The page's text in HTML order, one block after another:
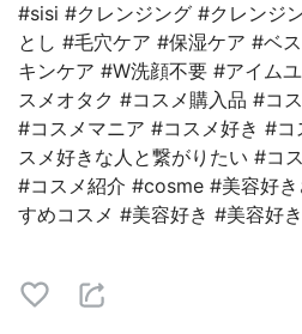
#sisi #クレンジング #クレンジ
とし #毛穴ケア #保湿ケア #ベ
キンケア #W洗顔不要 #アイム
スメオタク #コスメ購入品 #コ
#コスメマニア #コスメ好き #
スメ好きな人と繋がりたい #コ
#コスメ紹介 #cosme #美容好
すめコスメ #美容好き #美容好